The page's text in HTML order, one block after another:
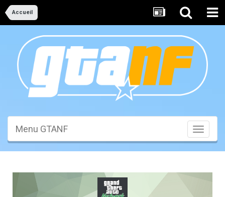
Accueil
Toggle
Menu GTANF